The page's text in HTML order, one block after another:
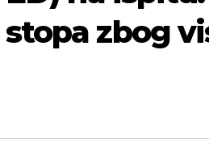
zbog